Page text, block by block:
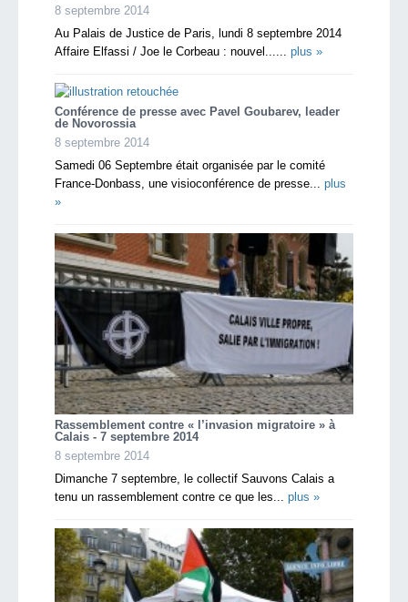
8 septembre 2014
Au Palais de Justice de Paris, lundi 8 septembre 2014
Affaire Elfassi / Joe le Corbeau : nouvel...... plus »
Conférence de presse avec Pavel Goubarev, leader
de Novorossia
8 septembre 2014
Samedi 06 Septembre était organisée par le comité
France-Donbass, une visioconférence de presse... plus
»
Rassemblement contre « l’invasion migratoire » à
Calais - 7 septembre 2014
8 septembre 2014
Dimanche 7 septembre, le collectif Sauvons Calais a
tenu un rassemblement contre ce que les... plus »